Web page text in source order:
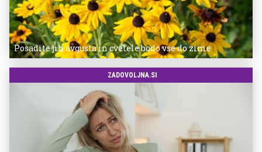
Posadite jih avgusta in cvetele bodo vse do zime
ZADOVOLJNA.SI